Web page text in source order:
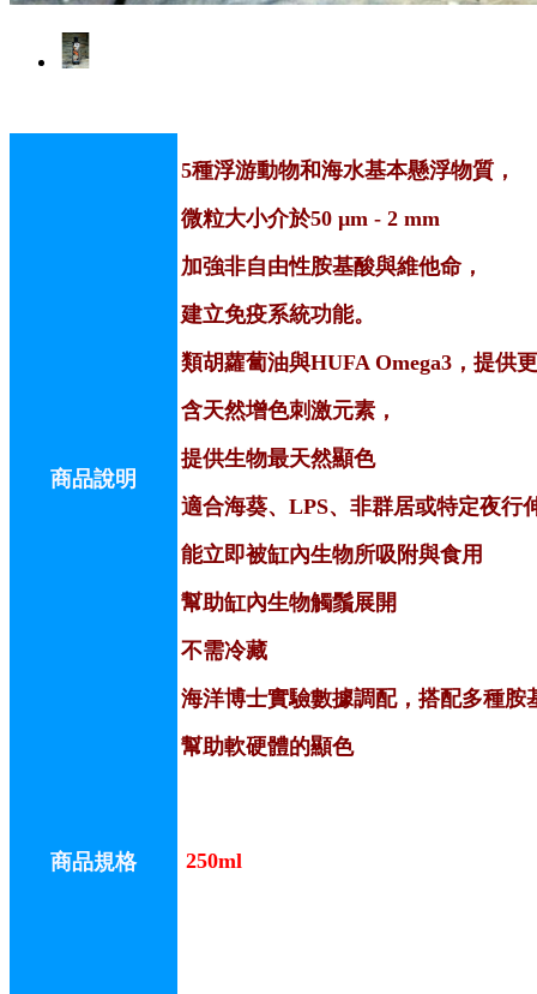
商品說明
5種浮游動物和海水基本懸浮物質，
微粒大小介於50 µm - 2 mm
加強非自由性胺基酸與維他命，
建立免疫系統功能。
類胡蘿蔔油與HUFA Omega3，提供
含天然增色刺激元素，
提供生物最天然顯色
適合海葵、LPS、非群居或特定夜行
能立即被缸內生物所吸附與食用
幫助缸內生物觸鬚展開
不需冷藏
海洋博士實驗數據調配，搭配多種胺
幫助軟硬體的顯色
商品規格 250ml